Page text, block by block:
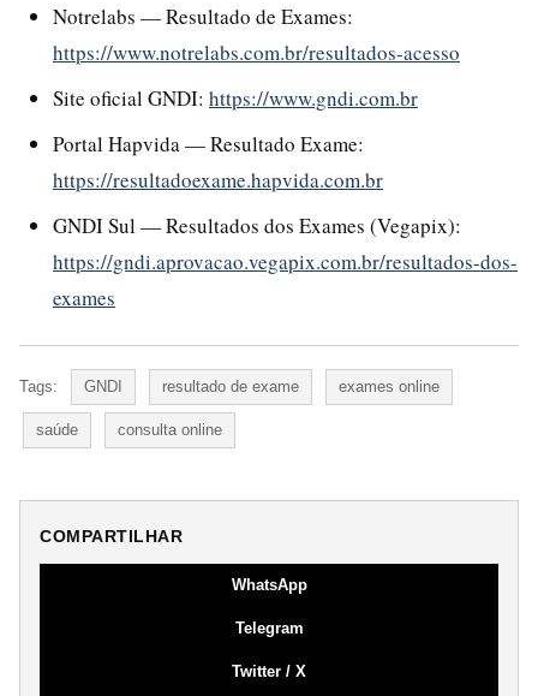
Notrelabs — Resultado de Exames:
https://www.notrelabs.com.br/resultados-acesso
Site oficial GNDI: https://www.gndi.com.br
Portal Hapvida — Resultado Exame:
https://resultadoexame.hapvida.com.br
GNDI Sul — Resultados dos Exames (Vegapix):
https://gndi.aprovacao.vegapix.com.br/resultados-dos-
exames
Tags: GNDI resultado de exame exames online
saúde consulta online
COMPARTILHAR
WhatsApp
Telegram
Twitter / X